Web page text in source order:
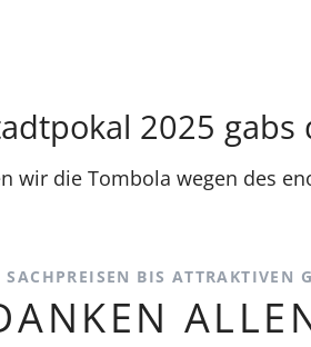
2025
wir die Tombola wegen des
BIS ATTRAKTIVEN